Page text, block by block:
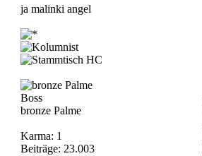
ja malinki angel
Boss
bronze Palme
Karma: 1
Beiträge: 23.003